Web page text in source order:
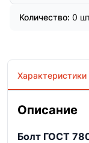
Количество: 0
Характеристики
Описание
Болт ГОСТ